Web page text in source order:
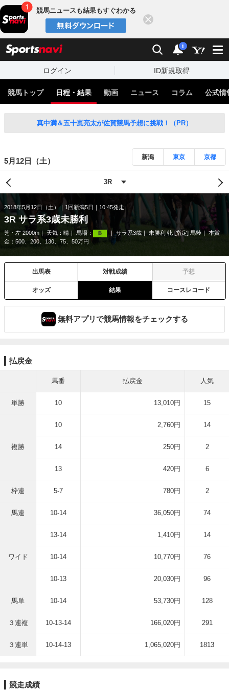
競馬ニュースも結果もすぐわかる
検索 通知
i
ログイン ID新規取得
競馬トップ 日程・結果 動画 ニュース コラム 公式情
真中満＆五十嵐亮太が佐賀競馬予想に挑戦！（PR）
5月12日（土） 新潟 東京 京都
2018年5月12日（土） 1回新潟5日 10:45発走
3R サラ系3歳未勝利
芝・左 2000m 天気： 晴 馬場： 良 サラ系3歳 未勝利 牝 [指定] 馬齢
本賞
金：500、200、130、75、50万円
出馬表 対戦成績 予想
オッズ 結果 コースレコード
無料アプリで競馬情報をチェックする
払戻金
馬番 払戻金 人気
単勝 10 13,010円 15
複勝
10 2,760円 14
14 250円 2
13 420円 6
枠連 5-7 780円 2
馬連 10-14 36,050円 74
ワイド
13-14 1,410円 14
10-14 10,770円 76
10-13 20,030円 96
馬単 10-14 53,730円 128
３連複 10-13-14 166,020円 291
３連単 10-14-13 1,065,020円 1813
競走成績